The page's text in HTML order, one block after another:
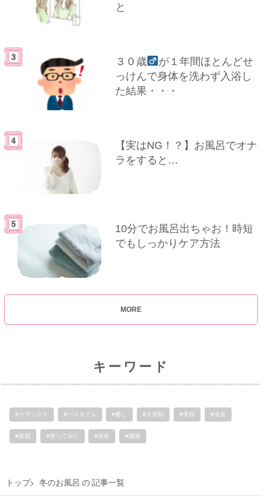
と
３０歳
が１年間ほとんどせ
っけんで身体を洗わず入浴し
た結果・・・
【実はNG！？】お風呂でオナ
ラをすると…
10分でお風呂出ちゃお！時短
でもしっかりケア方法
MORE
キーワード
#リラックス #バスタイム #癒し #入浴剤 #美容 #温泉
#美肌 #使ってみた #簡単 #健康
トップ 冬のお風呂 の 記事一覧